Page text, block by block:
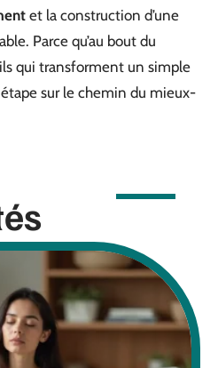
et la construction d’une
Parce qu’au bout du
qui transforment un simple
sur le chemin du mieux-